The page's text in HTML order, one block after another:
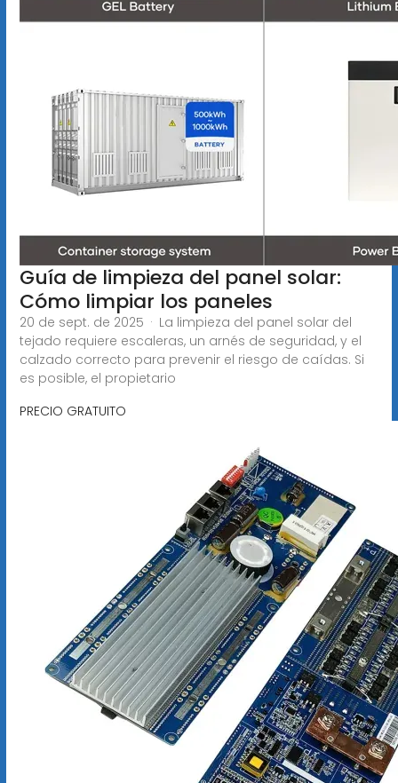
Guía de limpieza del panel solar:
Cómo limpiar los paneles
20 de sept. de 2025 · La limpieza del panel solar del
tejado requiere escaleras, un arnés de seguridad, y el
calzado correcto para prevenir el riesgo de caídas. Si
es posible, el propietario
PRECIO GRATUITO